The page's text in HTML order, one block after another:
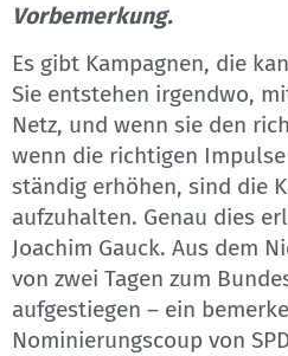
Vorbemerkung.
Es gibt Kampagnen, die
Sie entstehen irgendwo,
Netz, und wenn sie den
wenn die richtigen
ständig erhöhen, sind die
aufzuhalten. Genau dies
Joachim Gauck. Aus dem
von zwei Tagen zum
aufgestiegen – ein
Nominierungscoup von